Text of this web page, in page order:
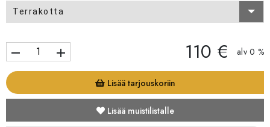
Terrakotta
remove add 110 € alv 0 %
Lisää tarjouskoriin
Lisää muistilistalle